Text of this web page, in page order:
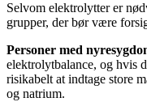
Selvom elektrolytter er
grupper, der bør være
Personer med
elektrolytbalance, og hvis
risikabelt at indtage store
og natrium.